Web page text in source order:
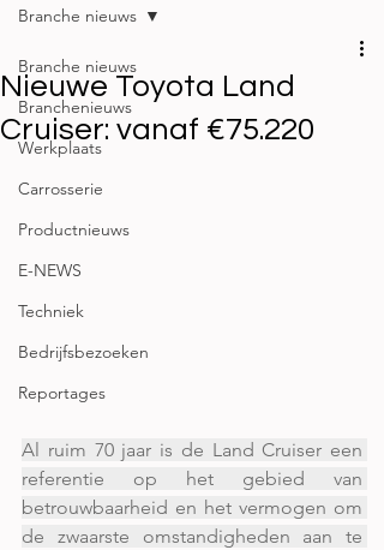
Branche nieuws
Branchenieuws
Werkplaats
Carrosserie
Productnieuws
E-NEWS
Techniek
Bedrijfsbezoeken
Reportages
Branche nieuws
Nieuwe Toyota Land
Cruiser: vanaf €75.220
Al ruim 70 jaar is de Land Cruiser een
referentie op het gebied van
betrouwbaarheid en het vermogen om
de zwaarste omstandigheden aan te